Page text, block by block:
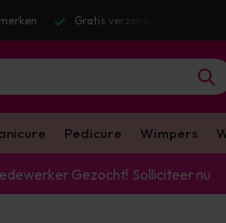
Voor 16:00 besteld? Dezelfde werkdag
Pedicure Wimpers
Gezocht! Solliciteer nu